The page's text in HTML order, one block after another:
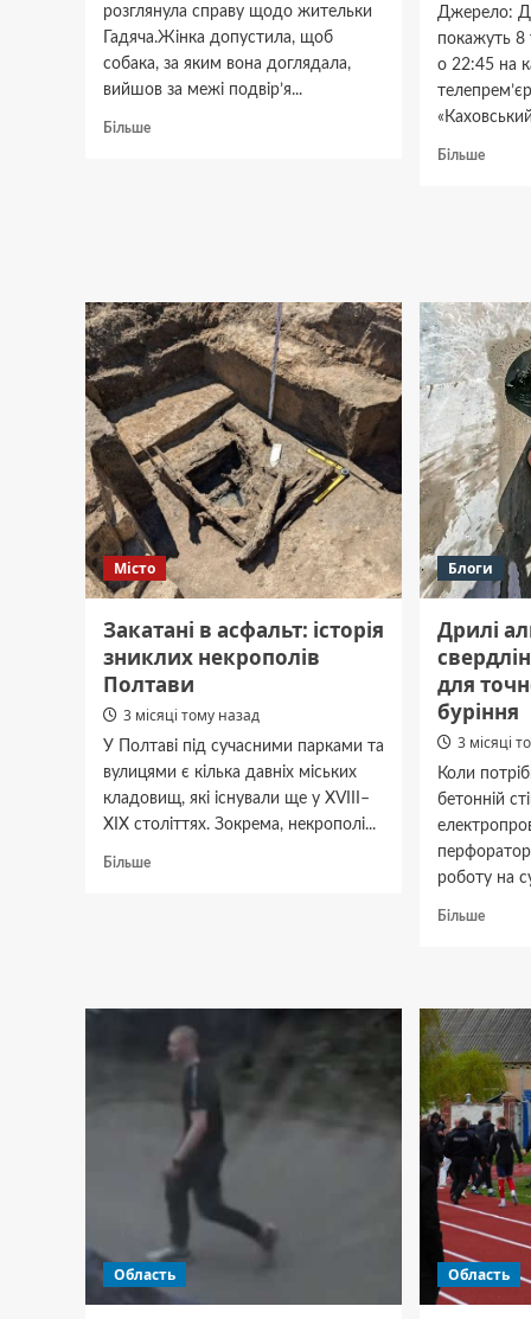
розглянула справу щодо жительки
Гадяча.Жінка допустила, щоб
собака, за яким вона доглядала,
вийшов за межі подвір’я...
БільшеДокладніше
Джерело:
покажуть 8
о 22:45 на
Більше
Місто
Закатані в асфальт: історія
зниклих некрополів
Полтави
3 місяці тому назад
У Полтаві під сучасними парками та
вулицями є кілька давніх міських
кладовищ, які існували ще у XVIII–
XIX століттях. Зокрема, некрополі...
БільшеДокладніше
Полтави
Блоги
Дрилі
для
буріння
3 місяці
Коли
бетонній
роботу на
Більше
для
та
Область Область